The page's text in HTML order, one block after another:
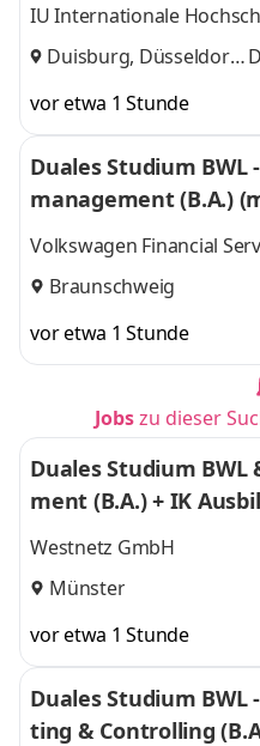
IU Internationale
Duisburg, Düsseldorf
vor etwa 1 Stunde
Duales Studium
management (B.A.)
Volkswagen Financial
Braunschweig
vor etwa 1 Stunde
Jobszu dieser
Duales Studium
ment (B.A.) + IK
Westnetz GmbH
Münster
vor etwa 1 Stunde
Duales Studium BWL
ting & Controlling